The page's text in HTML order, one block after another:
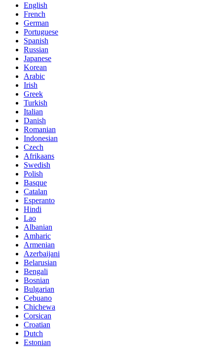
English
French
German
Portuguese
Spanish
Russian
Japanese
Korean
Arabic
Irish
Greek
Turkish
Italian
Danish
Romanian
Indonesian
Czech
Afrikaans
Swedish
Polish
Basque
Catalan
Esperanto
Hindi
Lao
Albanian
Amharic
Armenian
Azerbaijani
Belarusian
Bengali
Bosnian
Bulgarian
Cebuano
Chichewa
Corsican
Croatian
Dutch
Estonian